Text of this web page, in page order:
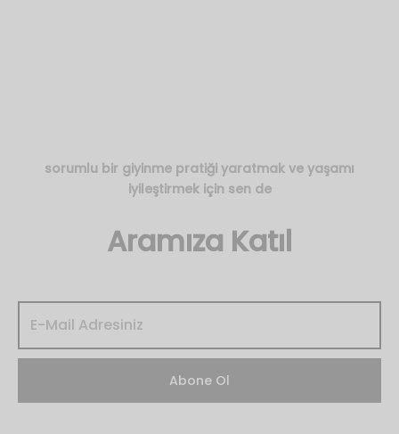
sorumlu bir giyinme pratiği yaratmak ve yaşamı
iyileştirmek için sen de
Aramıza Katıl